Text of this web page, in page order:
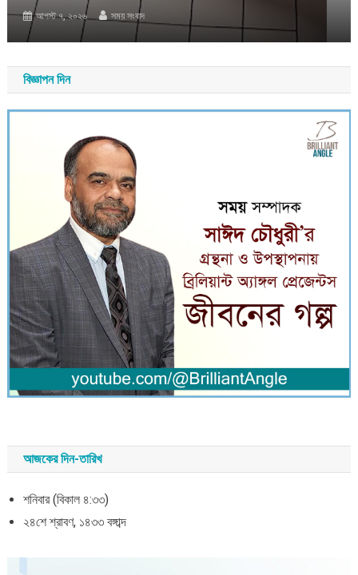
আগস্ট ৭, ২০২৬ সময় সংবাদ
বিজ্ঞাপন দিন
আজকের দিন-তারিখ
শনিবার (বিকাল ৪:৩৩)
২৪শে শ্রাবণ, ১৪৩৩ বঙ্গাব্দ